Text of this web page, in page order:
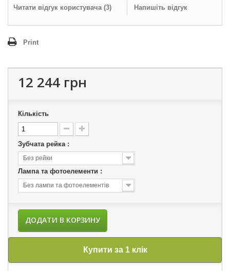
Читати відгук користувача (3) Напишіть відгук
Print
12 244 грн
Кількість
Зубчата рейка :
Без рейки
Лампа та фотоелементи :
Без лампи та фотоелементів
ДОДАТИ В КОРЗИНУ
Купити за 1 клік